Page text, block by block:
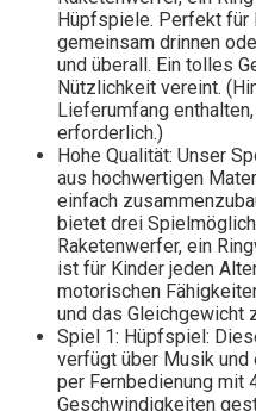
Hüpfspiele. Perfekt für
gemeinsam drinnen
und überall. Ein tolles
Nützlichkeit vereint.
Lieferumfang
erforderlich.)
Hohe Qualität: Unser
aus hochwertigen
einfach
bietet drei
Raketenwerfer, ein
ist für Kinder jeden
motorischen
und das Gleichgewicht
Spiel 1: Hüpfspiel:
verfügt über Musik und
per Fernbedienung mit
Geschwindigkeiten